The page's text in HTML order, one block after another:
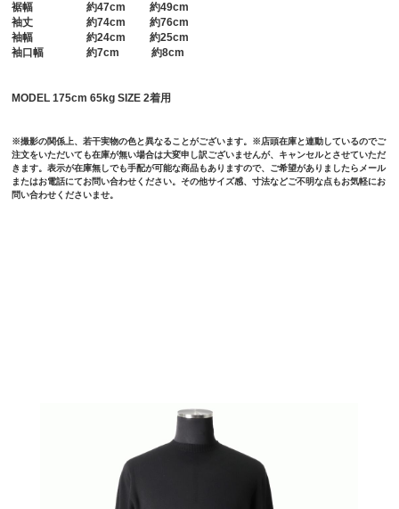
裾幅 約47cm 約49cm
袖丈 約74cm 約76cm
袖幅 約24cm 約25cm
袖口幅 約7cm 約8cm
MODEL 175cm 65kg SIZE 2着用
※撮影の関係上、若干実物の色と異なることがございます。※店頭在庫と連動しているのでご
注文をいただいても在庫が無い場合は大変申し訳ございませんが、キャンセルとさせていただ
きます。表示が在庫無しでも手配が可能な商品もありますので、ご希望がありましたらメール
またはお電話にてお問い合わせください。その他サイズ感、寸法などご不明な点もお気軽にお
問い合わせくださいませ。